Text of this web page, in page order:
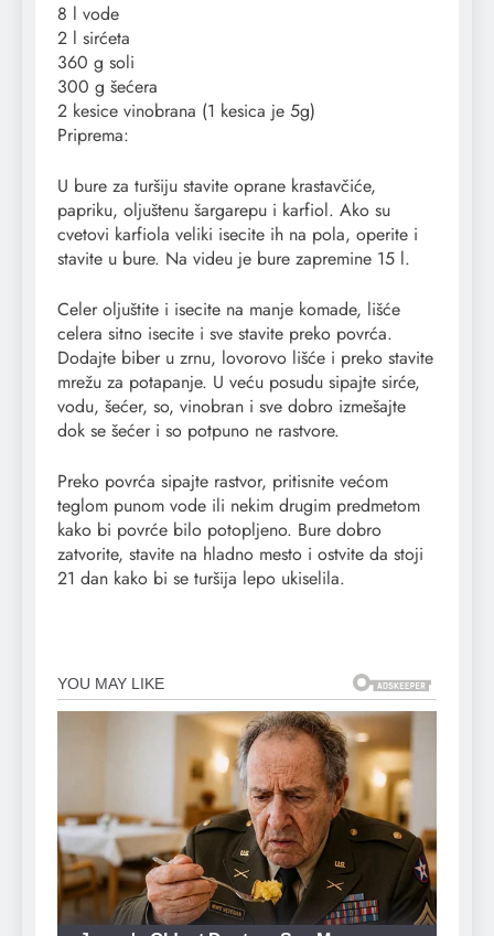
8 l vode
2 l sirćeta
360 g soli
300 g šećera
2 kesice vinobrana (1 kesica je 5g)
Priprema:
U bure za turšiju stavite oprane krastavčiće,
papriku, oljuštenu šargarepu i karfiol. Ako su
cvetovi karfiola veliki isecite ih na pola, operite i
stavite u bure. Na videu je bure zapremine 15 l.
Celer oljuštite i isecite na manje komade, lišće
celera sitno isecite i sve stavite preko povrća.
Dodajte biber u zrnu, lovorovo lišće i preko stavite
mrežu za potapanje. U veću posudu sipajte sirće,
vodu, šećer, so, vinobran i sve dobro izmešajte
dok se šećer i so potpuno ne rastvore.
Preko povrća sipajte rastvor, pritisnite većom
teglom punom vode ili nekim drugim predmetom
kako bi povrće bilo potopljeno. Bure dobro
zatvorite, stavite na hladno mesto i ostvite da stoji
21 dan kako bi se turšija lepo ukiselila.